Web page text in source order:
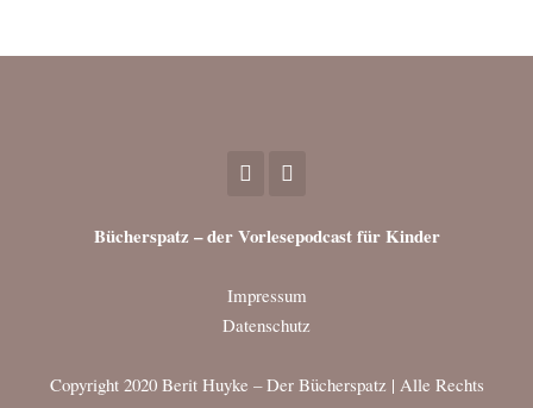
Bücherspatz – der Vorlesepodcast für Kinder
Impressum
Datenschutz
Copyright 2020 Berit Huyke – Der Bücherspatz | Alle Rechts